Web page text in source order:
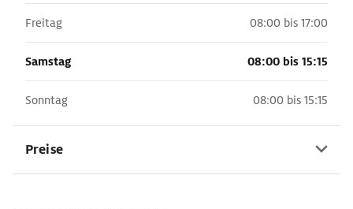
Freitag 08:00 bis 17:00
Samstag 08:00 bis 15:15
Sonntag 08:00 bis 15:15
Preise